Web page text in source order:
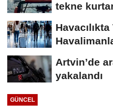
tekne
Artvin’de
yakalandı
GÜNCEL